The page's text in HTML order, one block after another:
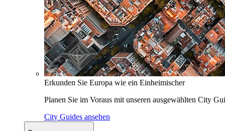
Erkunden Sie Europa wie ein Einheimischer
Planen Sie im Voraus mit unseren ausgewählten City
City Guides ansehen